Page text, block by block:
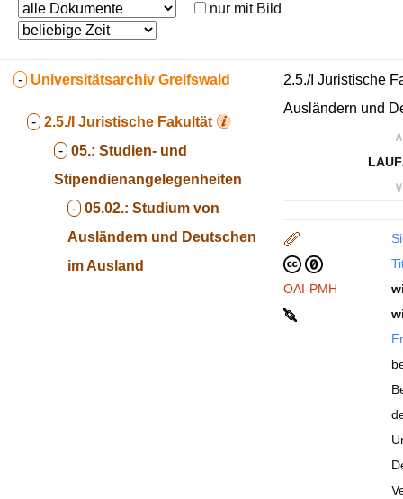
nur mit Bild
- Universitätsarchiv Greifswald
- 2.5./I Juristische Fakultät
- 05.: Studien- und
Stipendienangelegenheiten
- 05.02.: Studium von
Ausländern und Deutschen
im Ausland
2.5./I Juristische
Ausländern und
∧
∨
OAI-PMH